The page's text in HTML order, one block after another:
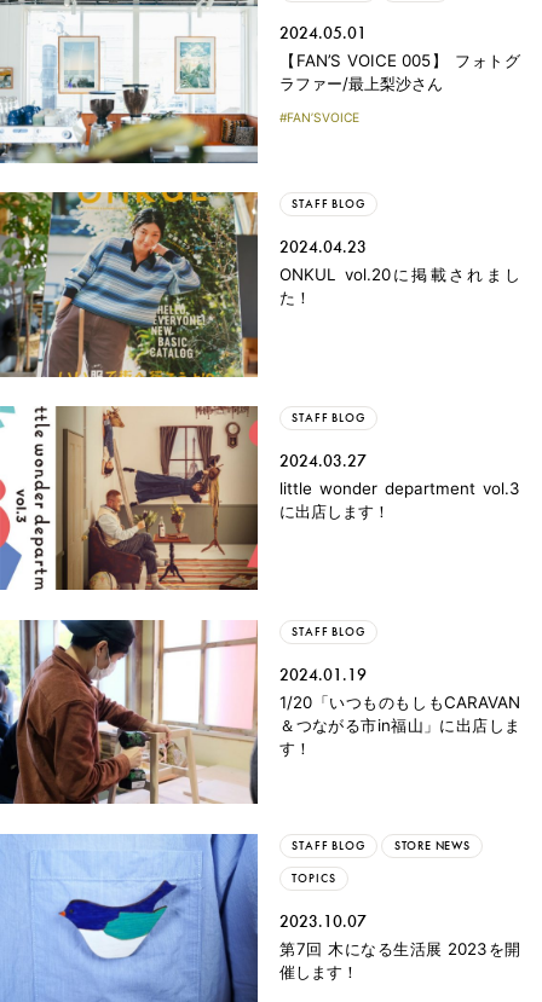
2024.05.01
【FAN’S VOICE 005】 フォトグ
ラファー/最上梨沙さん
FAN’SVOICE
STAFF BLOG
2024.04.23
ONKUL vol.20に掲載されまし
た！
STAFF BLOG
2024.03.27
little wonder department vol.3
に出店します！
STAFF BLOG
2024.01.19
1/20「いつものもしもCARAVAN
＆つながる市in福山」に出店しま
す！
STAFF BLOG STORE NEWS
TOPICS
2023.10.07
第7回 木になる生活展 2023を開
催します！